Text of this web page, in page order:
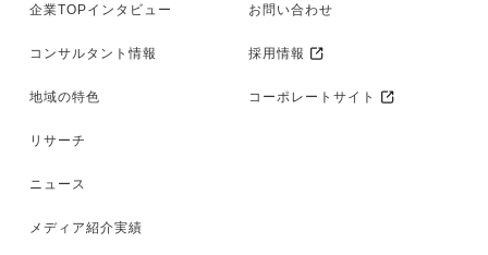
企業TOPインタビュー
コンサルタント情報
地域の特色
リサーチ
ニュース
メディア紹介実績
お問い合わせ
採用情報
コーポレートサイト